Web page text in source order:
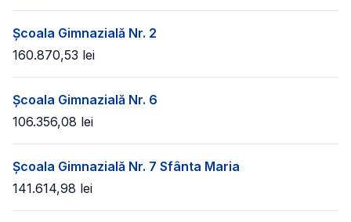
Școala Gimnazială Nr. 2
160.870,53 lei
Școala Gimnazială Nr. 6
106.356,08 lei
Școala Gimnazială Nr. 7 Sfânta Maria
141.614,98 lei